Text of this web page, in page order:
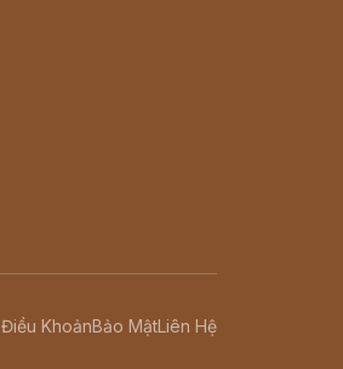
Điều KhoảnBảo MậtLiên Hệ